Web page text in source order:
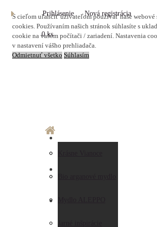
S cieľom uľahčiť užívateľom používať naše webové
cookies. Používaním našich stránok súhlasíte s
cookie na vašom počítači / zariadení. Nastavenia
v nastavení vášho prehliadača.
Odmietnuť všetko Súhlasím
Prihlásenie Nová registrácia
0 ks